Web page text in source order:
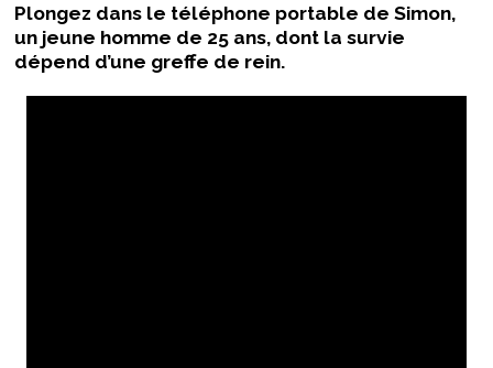
Plongez dans le téléphone portable de Simon,
un jeune homme de 25 ans, dont la survie
dépend d’une greffe de rein.